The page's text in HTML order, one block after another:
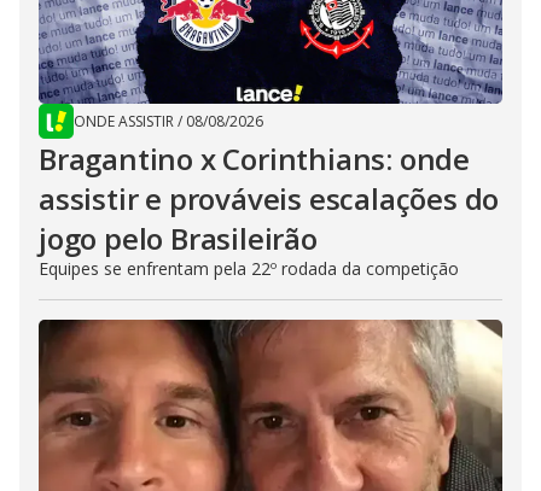
ONDE ASSISTIR/ 08/08/2026
Bragantino x Corinthians: onde
assistir e prováveis escalações do
jogo pelo Brasileirão
Equipes se enfrentam pela 22º rodada da competição